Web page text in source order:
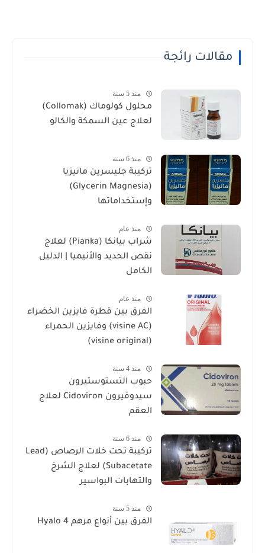
مقالات رائجة
منذ 5 سنة
محلول كولوماك (Collomak)
لعلاج عين السمكة والكالو
منذ 6 سنة
تركيبة جليسرين مانيزيا
(Glycerin Magnesia)
وإستخداماتها
منذ عام
شراب بيانكا (Pianka) لعلاج
نقص الحديد والأنيميا | الدليل
الكامل
منذ عام
الفرق بين قطرة فايزين الخضراء
(visine AC) وفايزين الحمراء
(visine original)
منذ 4 سنة
حبوب التستوستيرون
سيدوفيرون Cidoviron لعلاج
العقم
منذ 6 سنة
تركيبة تحت خلات الرصاص (Lead
Subacetate) لعلاج الشرخ
والتهابات البواسير
منذ 5 سنة
الفرق بين أنواع مرهم Hyalo 4